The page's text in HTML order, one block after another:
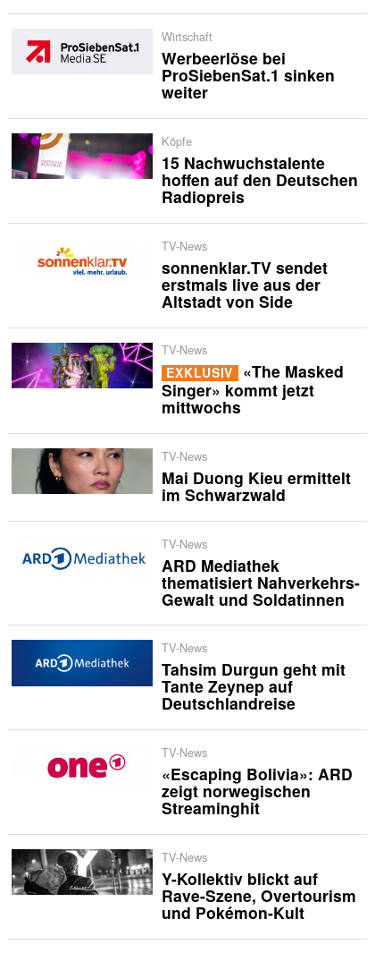
Wirtschaft
Werbeerlöse bei
ProSiebenSat.1 sinken
weiter
Köpfe
15 Nachwuchstalente
hoffen auf den Deutschen
Radiopreis
TV-News
sonnenklar.TV sendet
erstmals live aus der
Altstadt von Side
TV-News
EXKLUSIV «The Masked
Singer» kommt jetzt
mittwochs
TV-News
Mai Duong Kieu ermittelt
im Schwarzwald
TV-News
ARD Mediathek
thematisiert Nahverkehrs-
Gewalt und Soldatinnen
TV-News
Tahsim Durgun geht mit
Tante Zeynep auf
Deutschlandreise
TV-News
«Escaping Bolivia»: ARD
zeigt norwegischen
Streaminghit
TV-News
Y-Kollektiv blickt auf
Rave-Szene, Overtourism
und Pokémon-Kult